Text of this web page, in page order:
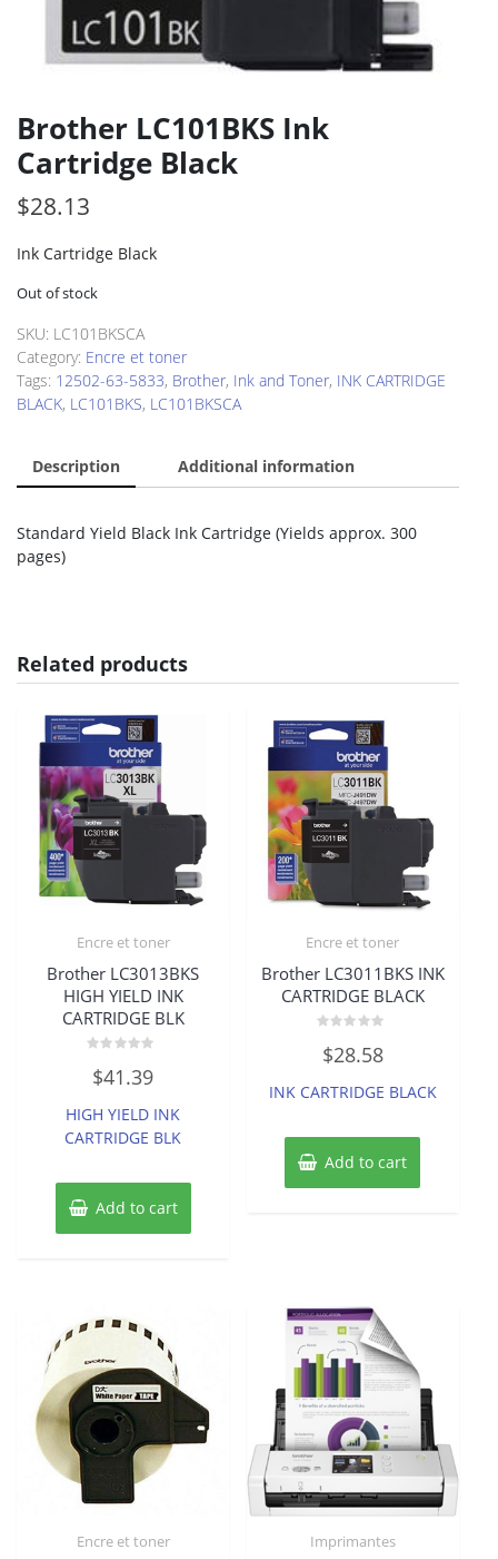
Brother LC101BKS Ink
Cartridge Black
$28.13
Ink Cartridge Black
Out of stock
SKU: LC101BKSCA
Category: Encre et toner
Tags: 12502-63-5833, Brother, Ink and Toner, INK CARTRIDGE
BLACK, LC101BKS, LC101BKSCA
Description Additional information
Standard Yield Black Ink Cartridge (Yields approx. 300
pages)
Related products
Encre et toner
Brother LC3013BKS
HIGH YIELD INK
CARTRIDGE BLK
0
out
5
$41.39
HIGH YIELD INK
CARTRIDGE BLK
Add to cart
Encre et toner
Brother LC3011BKS INK
CARTRIDGE BLACK
0
out
5
$28.58
INK CARTRIDGE BLACK
Add to cart
Encre et toner Imprimantes